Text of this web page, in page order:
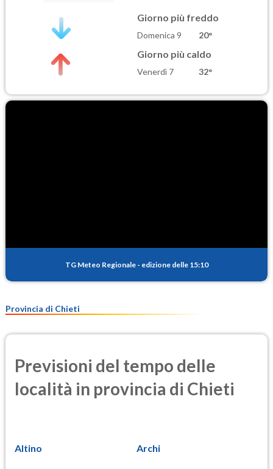
Giorno più freddo
Domenica 9 20°
Giorno più caldo
Venerdì 7 32°
TG Meteo Regionale - edizione delle 15:10
Provincia di Chieti
Previsioni del tempo delle
località in provincia di Chieti
Altino Archi